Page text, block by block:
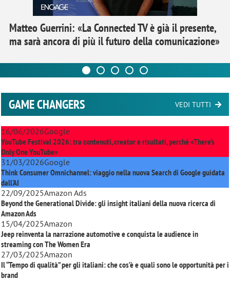
Matteo Guerrini: «La Connected TV è già il presente,
ma sarà ancora di più il futuro della comunicazione»
GAME CHANGERS VEDI TUTTI
16/06/2026Google
YouTube Festival 2026: tra contenuti, creator e risultati, perché «There’s
Only One YouTube»
31/03/2026Google
Think Consumer Omnichannel: viaggio nella nuova Search di Google guidata
dall'AI
22/09/2025Amazon Ads
Beyond the Generational Divide: gli insight italiani della nuova ricerca di
Amazon Ads
15/04/2025Amazon
Jeep reinventa la narrazione automotive e conquista le audience in
streaming conThe Women Era
27/03/2025Amazon
Il “Tempo di qualità” per gli italiani: che cos’è e quali sono le opportunità per i
brand